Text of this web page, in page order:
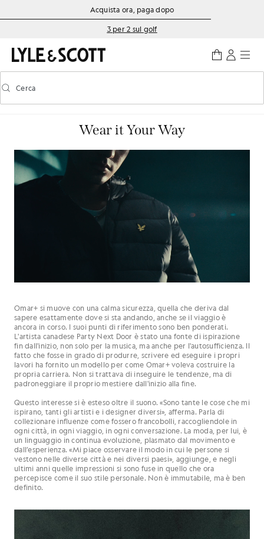
Vai al contenuto principale
Informazioni sull'accessibilitàAcquista ora, paga dopo
3 per 2 sul golf
Attiva/disattiva la ricerca predittiva
Cerca
Wear it Your Way
Omar+ si muove con una calma sicurezza, quella che deriva dal
sapere esattamente dove si sta andando, anche se il viaggio è
ancora in corso. I suoi punti di riferimento sono ben ponderati.
L'artista canadese Party Next Door è stato una fonte di ispirazione
fin dall'inizio, non solo per la musica, ma anche per l'autosufficienza. Il
fatto che fosse in grado di produrre, scrivere ed eseguire i propri
lavori ha fornito un modello per come Omar+ voleva costruire la
propria carriera. Non si trattava di inseguire le tendenze, ma di
padroneggiare il proprio mestiere dall'inizio alla fine.
Questo interesse si è esteso oltre il suono. «Sono tante le cose che mi
ispirano, tanti gli artisti e i designer diversi», afferma. Parla di
collezionare influenze come fossero francobolli, raccogliendole in
ogni città, in ogni viaggio, in ogni conversazione. La moda, per lui, è
un linguaggio in continua evoluzione, plasmato dal movimento e
dall’esperienza. «Mi piace osservare il modo in cui le persone si
vestono nelle diverse città e nei diversi paesi», aggiunge, e negli
ultimi anni quelle impressioni si sono fuse in quello che ora
percepisce come il suo stile personale. Non è immutabile, ma è ben
definito.